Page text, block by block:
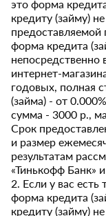
это форма
кредиту (займу)
форма кредита
непосредственно
интернет-
годовых, полная
(займа) - от
сумма - 3000 р.,
Срок
и размер
результатам
«Тинькофф
2. Если у вас есть
форма кредита
кредиту (займу)